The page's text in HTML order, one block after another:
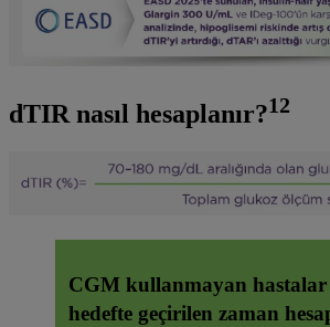
dTIR nasıl hesaplanır?12
CGM kullanmayan
hedefte geçirilen zaman